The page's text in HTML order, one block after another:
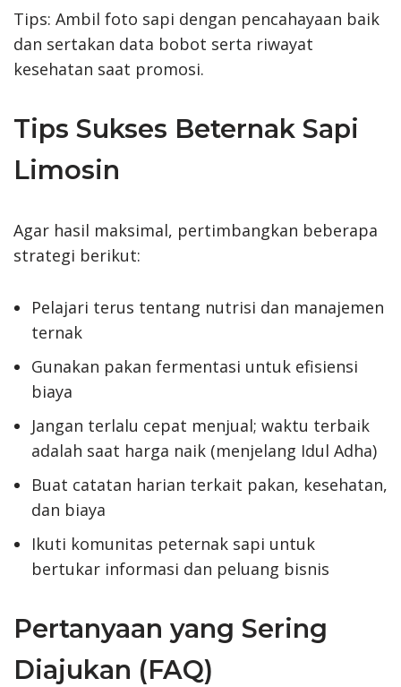
Tips: Ambil foto sapi dengan pencahayaan baik
dan sertakan data bobot serta riwayat
kesehatan saat promosi.
Tips Sukses Beternak Sapi
Limosin
Agar hasil maksimal, pertimbangkan beberapa
strategi berikut:
Pelajari terus tentang nutrisi dan manajemen
ternak
Gunakan pakan fermentasi untuk efisiensi
biaya
Jangan terlalu cepat menjual; waktu terbaik
adalah saat harga naik (menjelang Idul Adha)
Buat catatan harian terkait pakan, kesehatan,
dan biaya
Ikuti komunitas peternak sapi untuk
bertukar informasi dan peluang bisnis
Pertanyaan yang Sering
Diajukan (FAQ)